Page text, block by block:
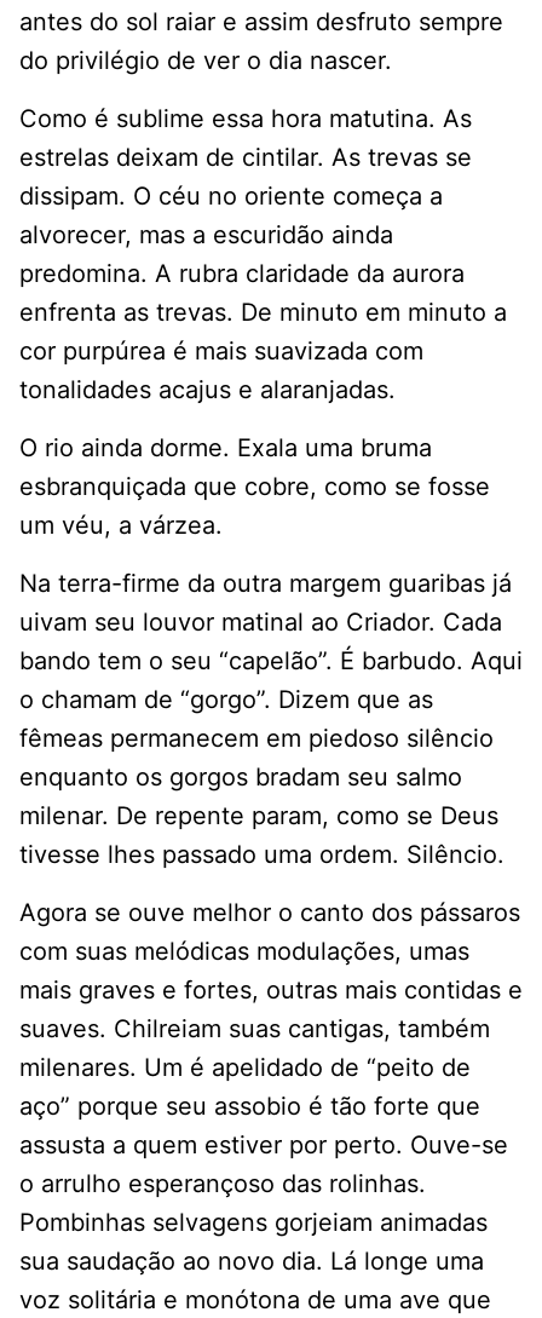
antes do sol raiar e assim desfruto sempre
do privilégio de ver o dia nascer.
Como é sublime essa hora matutina. As
estrelas deixam de cintilar. As trevas se
dissipam. O céu no oriente começa a
alvorecer, mas a escuridão ainda
predomina. A rubra claridade da aurora
enfrenta as trevas. De minuto em minuto a
cor purpúrea é mais suavizada com
tonalidades acajus e alaranjadas.
O rio ainda dorme. Exala uma bruma
esbranquiçada que cobre, como se fosse
um véu, a várzea.
Na terra-firme da outra margem guaribas já
uivam seu louvor matinal ao Criador. Cada
bando tem o seu “capelão”. É barbudo. Aqui
o chamam de “gorgo”. Dizem que as
fêmeas permanecem em piedoso silêncio
enquanto os gorgos bradam seu salmo
milenar. De repente param, como se Deus
tivesse lhes passado uma ordem. Silêncio.
Agora se ouve melhor o canto dos pássaros
com suas melódicas modulações, umas
mais graves e fortes, outras mais contidas e
suaves. Chilreiam suas cantigas, também
milenares. Um é apelidado de “peito de
aço” porque seu assobio é tão forte que
assusta a quem estiver por perto. Ouve-se
o arrulho esperançoso das rolinhas.
Pombinhas selvagens gorjeiam animadas
sua saudação ao novo dia. Lá longe uma
voz solitária e monótona de uma ave que